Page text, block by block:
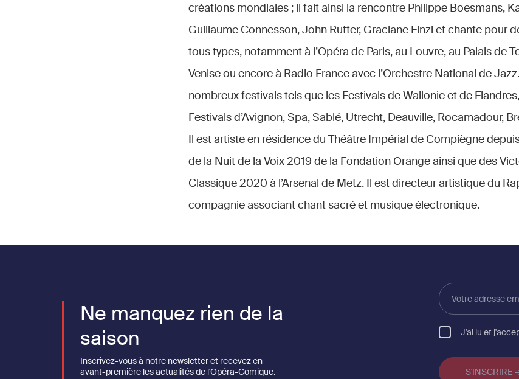
créations mondiales ; il fait ainsi la rencontre Philippe Boesmans,
Guillaume Connesson, John Rutter, Graciane Finzi et chante pour
tous types, notamment à l’Opéra de Paris, au Louvre, au Palais de
Venise ou encore à Radio France avec l’Orchestre National de
nombreux festivals tels que les Festivals de Wallonie et de
Festivals d’Avignon, Spa, Sablé, Utrecht, Deauville, Rocamadour,
Il est artiste en résidence du Théâtre Impérial de Compiègne
de la Nuit de la Voix 2019 de la Fondation Orange ainsi que des
Classique 2020 à l’Arsenal de Metz. Il est directeur artistique du
compagnie associant chant sacré et musique électronique.
Ne manquez rien de la
saison
Inscrivez-vous à notre newsletter et recevez en
avant-première les actualités de l'Opéra-Comique.
Votre
adresse
email
J'ai lu et